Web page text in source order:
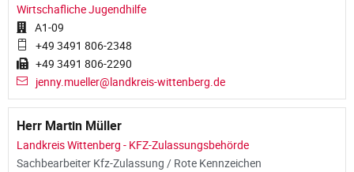
Wirtschafliche Jugendhilfe
A1-09
+49 3491 806-2348
+49 3491 806-2290
jenny.mueller@landkreis-wittenberg.de
Herr Martin Müller
Landkreis Wittenberg - KFZ-Zulassungsbehörde
Sachbearbeiter Kfz-Zulassung / Rote Kennzeichen